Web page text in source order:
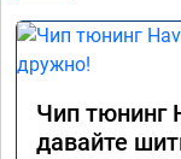
Чип тюнинг
давайте